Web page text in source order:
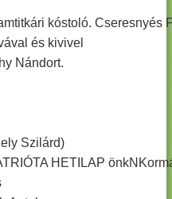
kóstoló. Cseresnyés
és kivivel
Nándort.
Szilárd)
HETILAP